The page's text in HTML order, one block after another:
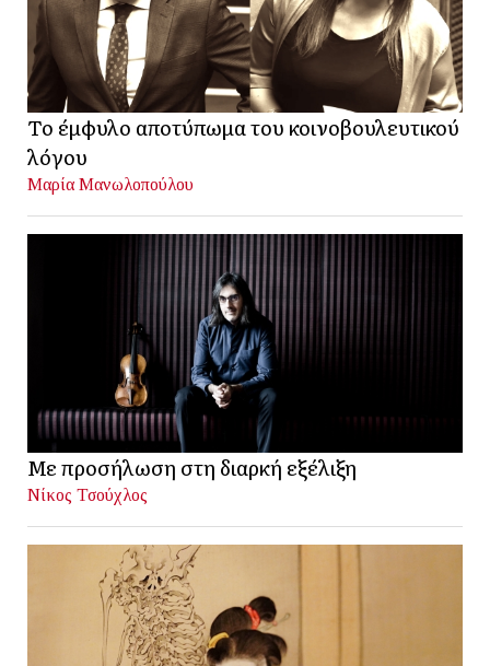
Το έμφυλο αποτύπωμα του κοινοβουλευτικού
λόγου
Μαρία Μανωλοπούλου
Με προσήλωση στη διαρκή εξέλιξη
Νίκος Τσούχλος